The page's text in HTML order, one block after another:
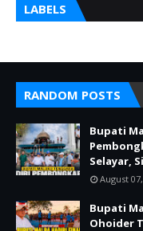
LABELS
RANDOM POSTS
Bupati
Selayar,
August
Bupati
Ohoider